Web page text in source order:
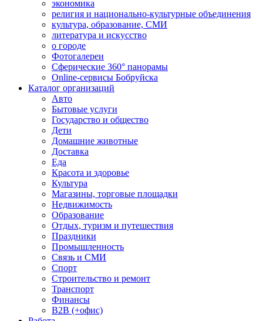
экономика
религия и национально-культурные объединения
культура, образование, СМИ
литература и искусство
о городе
Фотогалереи
Сферические 360° панорамы
Online-сервисы Бобруйска
Каталог организаций
Авто
Бытовые услуги
Государство и общество
Дети
Домашние животные
Доставка
Еда
Красота и здоровье
Культура
Магазины, торговые площадки
Недвижимость
Образование
Отдых, туризм и путешествия
Праздники
Промышленность
Связь и СМИ
Спорт
Строительство и ремонт
Транспорт
Финансы
B2B (+офис)